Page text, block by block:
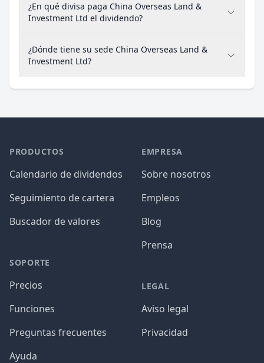
¿En qué divisa paga China Overseas Land &
Investment Ltd el dividendo?
¿Dónde tiene su sede China Overseas Land &
Investment Ltd?
PRODUCTOS
Calendario de dividendos
Seguimiento de cartera
Buscador de valores
SOPORTE
Precios
Funciones
Preguntas frecuentes
Ayuda
EMPRESA
Sobre nosotros
Empleos
Blog
Prensa
LEGAL
Aviso legal
Privacidad